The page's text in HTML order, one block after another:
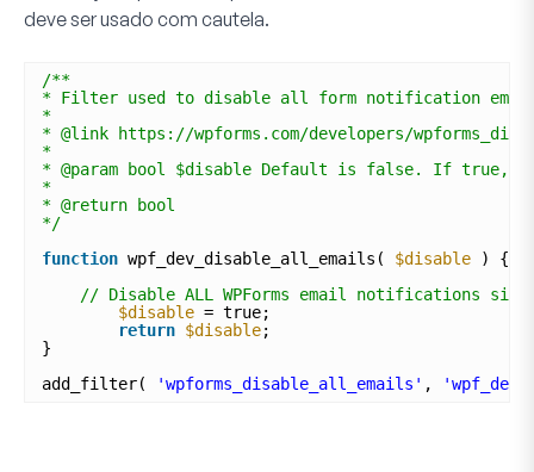
deve ser usado com cautela.
/**
* Filter used to disable all form notification
*
* @link https://wpforms.com/developers/
*
* @param bool $disable Default is false. If true,
*
* @return bool
*/
function wpf_dev_disable_all_emails( $disable
) {
// Disable ALL WPForms email notifications site
$disable = true;
return $disable;
}
add_filter(
'wpforms_disable_all_emails' ,